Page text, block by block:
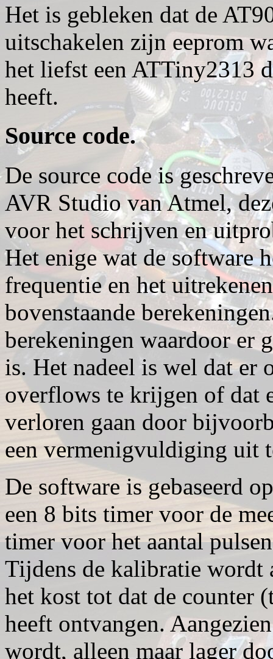
Het is gebleken dat de
uitschakelen zijn eeprom
het liefst een ATTiny2313
heeft.
Source code.
De source code is
AVR Studio van Atmel,
voor het schrijven en
Het enige wat de software
frequentie en het
bovenstaande
berekeningen waardoor er
is. Het nadeel is wel dat er
overflows te krijgen of dat
verloren gaan door
een vermenigvuldiging uit
De software is gebaseerd
een 8 bits timer voor de
timer voor het aantal
Tijdens de kalibratie wordt
het kost tot dat de counter
heeft ontvangen.
wordt, alleen maar lager